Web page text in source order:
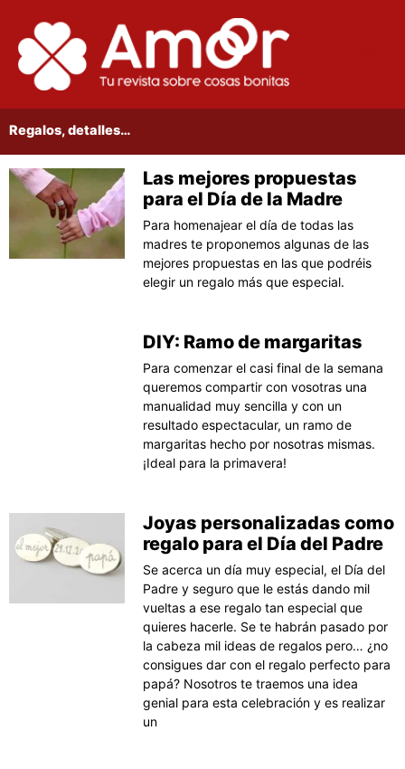
contenido
Regalos, detalles…
Las mejores propuestas
para el Día de la Madre
Para homenajear el día de todas las
madres te proponemos algunas de las
mejores propuestas en las que podréis
elegir un regalo más que especial.
DIY: Ramo de margaritas
Para comenzar el casi final de la semana
queremos compartir con vosotras una
manualidad muy sencilla y con un
resultado espectacular, un ramo de
margaritas hecho por nosotras mismas.
¡Ideal para la primavera!
Joyas personalizadas como
regalo para el Día del Padre
Se acerca un día muy especial, el Día del
Padre y seguro que le estás dando mil
vueltas a ese regalo tan especial que
quieres hacerle. Se te habrán pasado por
la cabeza mil ideas de regalos pero… ¿no
consigues dar con el regalo perfecto para
papá? Nosotros te traemos una idea
genial para esta celebración y es realizar
un
Página
PáginaPáginaPáginaPágina